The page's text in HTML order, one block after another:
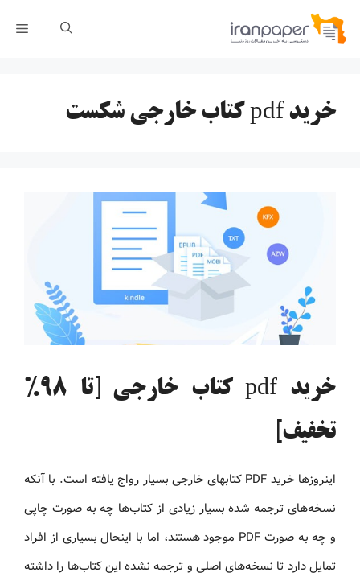
پرش
خرید pdf کتاب خارجی شکست
خرید pdf کتاب خارجی [تا 98%
تخفیف]
اینروزها خرید PDF کتاب‎های خارجی بسیار رواج یافته است. با آنکه
نسخه‌های ترجمه شده بسیار زیادی از کتاب‌ها چه به صورت چاپی
و چه به صورت PDF موجود هستند، اما با اینحال بسیاری از افراد
تمایل دارد تا نسخه‌های اصلی و ترجمه نشده این کتاب‌ها را داشته